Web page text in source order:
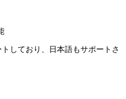
しており、日本語もサポートさ